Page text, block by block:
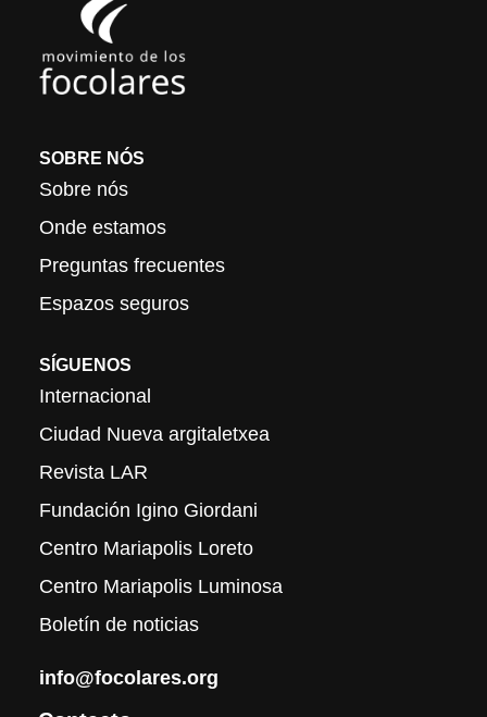
SOBRE NÓS
Sobre nós
Onde estamos
Preguntas frecuentes
Espazos seguros
SÍGUENOS
Internacional
Ciudad Nueva argitaletxea
Revista LAR
Fundación Igino Giordani
Centro Mariapolis Loreto
Centro Mariapolis Luminosa
Boletín de noticias
info@focolares.org